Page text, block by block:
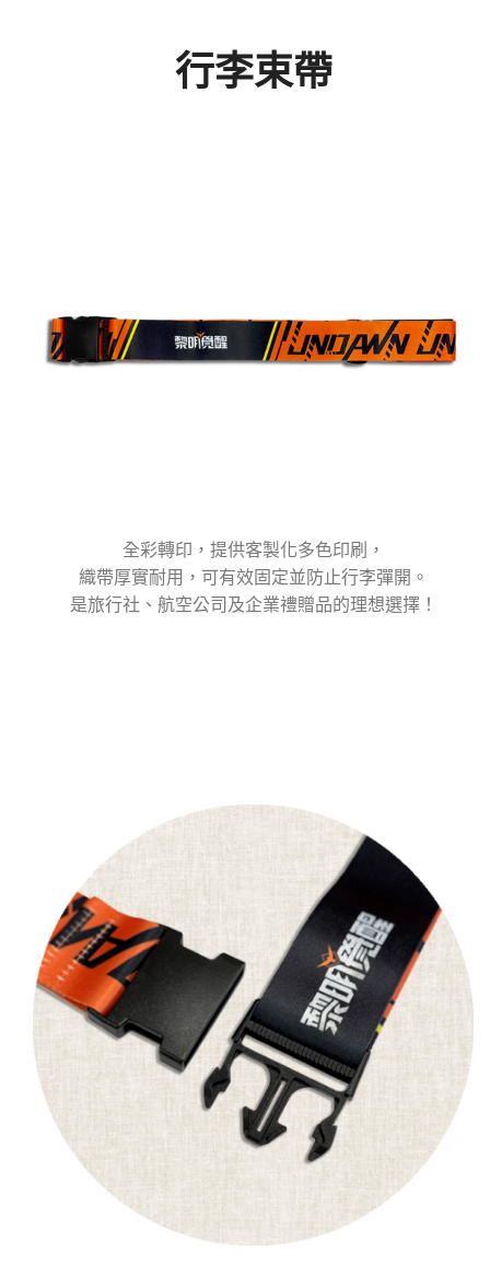
行李束帶
全彩轉印，提供客製化多色印刷，
織帶厚實耐用，可有效固定並防止行李彈開。
是旅行社、航空公司及企業禮贈品的理想選擇！